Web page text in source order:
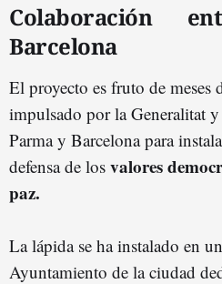
Colaboración
Barcelona
El proyecto es fruto de meses
impulsado por la Generalitat
Parma y Barcelona para
defensa de los valores
paz.
La lápida se ha instalado en
Ayuntamiento de la ciudad